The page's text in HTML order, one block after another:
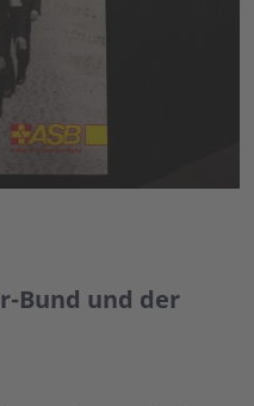
Bund und der